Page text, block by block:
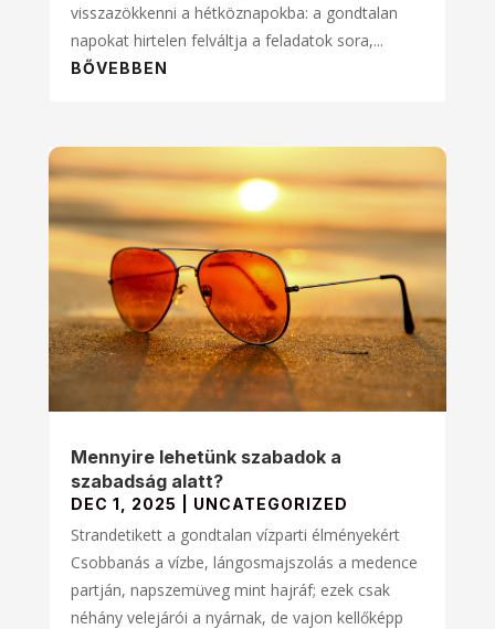
visszazökkenni a hétköznapokba: a gondtalan
napokat hirtelen felváltja a feladatok sora,...
BŐVEBBEN
Mennyire lehetünk szabadok a
szabadság alatt?
DEC 1, 2025 UNCATEGORIZED
Strandetikett a gondtalan vízparti élményekért
Csobbanás a vízbe, lángosmajszolás a medence
partján, napszemüveg mint hajráf; ezek csak
néhány velejárói a nyárnak, de vajon kellőképp